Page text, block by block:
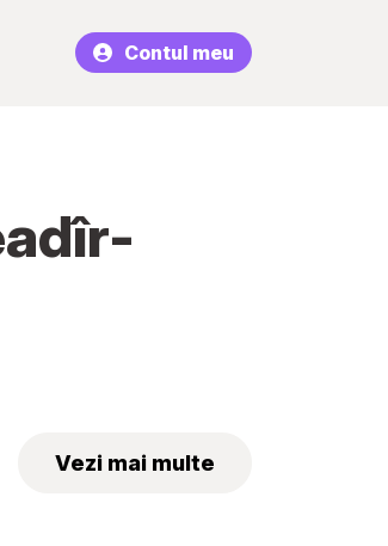
Contul meu
Vezi mai multe